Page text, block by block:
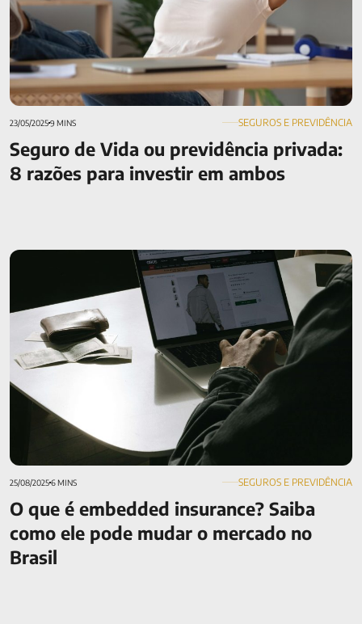
23/05/20259 MINS SEGUROS E PREVIDÊNCIA
Seguro de Vida ou previdência privada​:
8 razões para investir em ambos
O que é embedded insurance? Saiba como ele pode mudar o
25/08/20256 MINS SEGUROS E PREVIDÊNCIA
O que é embedded insurance? Saiba
como ele pode mudar o mercado no
Brasil